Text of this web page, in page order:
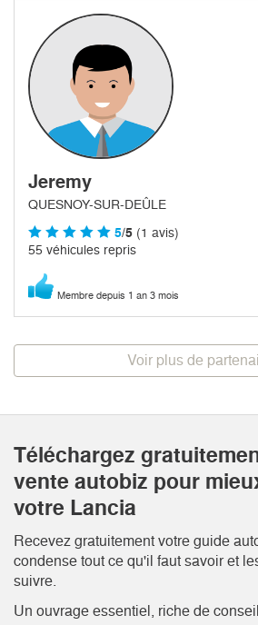
Jeremy
QUESNOY-SUR-DEÛLE
5/5 (1 avis)
55 véhicules repris
Membre depuis 1 an 3 mois
Voir plus de
Téléchargez
vente autobiz pour
votre Lancia
Recevez gratuitement votre guide
condense tout ce qu'il faut savoir et
suivre.
Un ouvrage essentiel, riche de